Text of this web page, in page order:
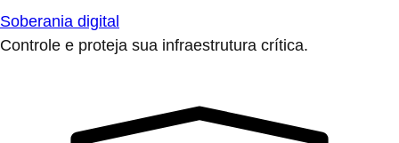
Soberania digital
Controle e proteja sua infraestrutura crítica.